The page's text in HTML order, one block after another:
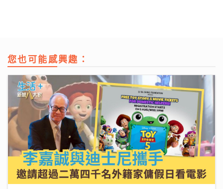
您也可能感興趣：